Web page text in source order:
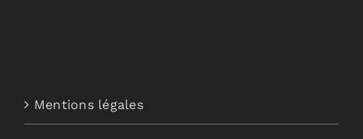
Mentions légales